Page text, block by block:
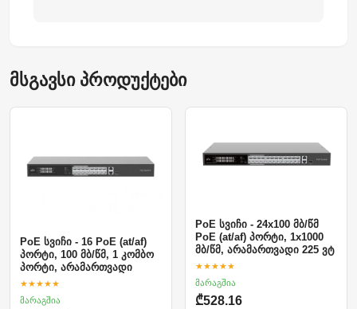
მსგავსი პროდუქტები
PoE სვიჩი - 16 PoE (at/af)
პორტი, 100 მბ/წმ, 1 კომბო
პორტი, არამართვადი
★★★★★
მარაგშია
PoE სვიჩი - 24x100 მბ/წმ
PoE (at/af) პორტი, 1x1000
მბ/წმ, არამართვადი 225 ვტ
★★★★★
მარაგშია
₾528.16